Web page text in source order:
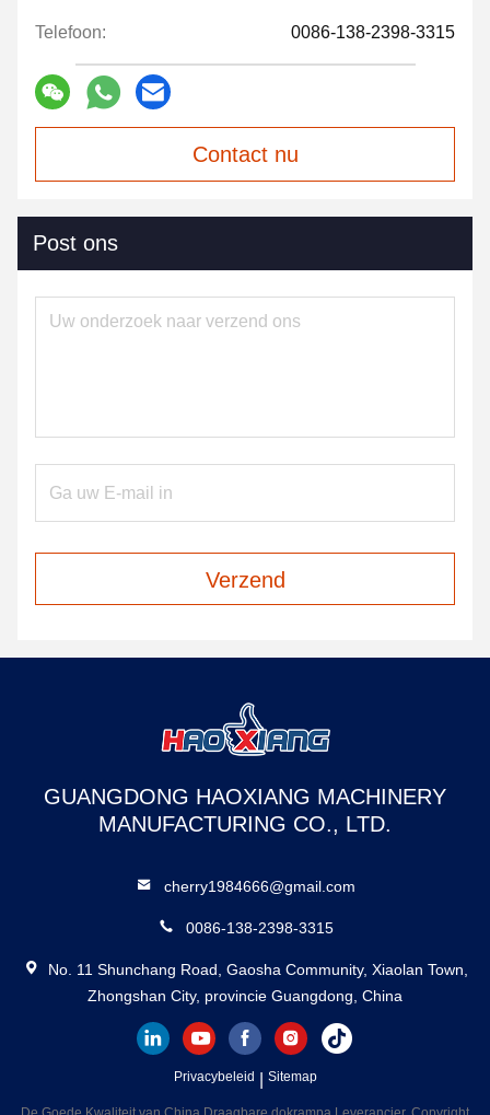
Telefoon: 0086-138-2398-3315
Contact nu
Post ons
Verzend
GUANGDONG HAOXIANG MACHINERY
MANUFACTURING CO., LTD.
cherry1984666@gmail.com
0086-138-2398-3315
No. 11 Shunchang Road, Gaosha Community, Xiaolan Town,
Zhongshan City, provincie Guangdong, China
Privacybeleid Sitemap